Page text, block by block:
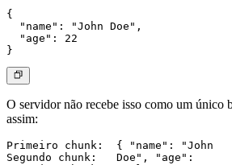
{
  "name": "John Doe",
  "age": 22
O servidor não recebe isso como um único
assim:
Primeiro chunk:  { "name": "John
Segundo chunk:   Doe", "age":